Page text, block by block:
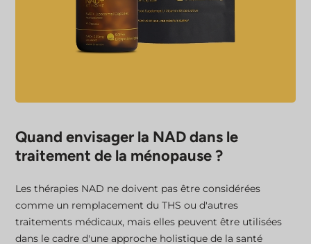
Quand envisager la NAD dans le
traitement de la ménopause ?
Les thérapies NAD ne doivent pas être considérées
comme un remplacement du THS ou d'autres
traitements médicaux, mais elles peuvent être utilisées
dans le cadre d'une approche holistique de la santé